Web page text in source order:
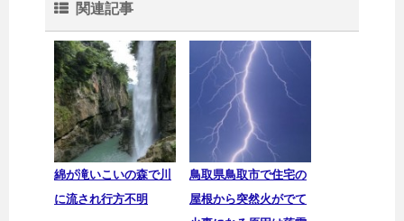
関連記事
綿が滝いこいの森で川
に流され行方不明
鳥取県鳥取市で住宅の
屋根から突然火がでて